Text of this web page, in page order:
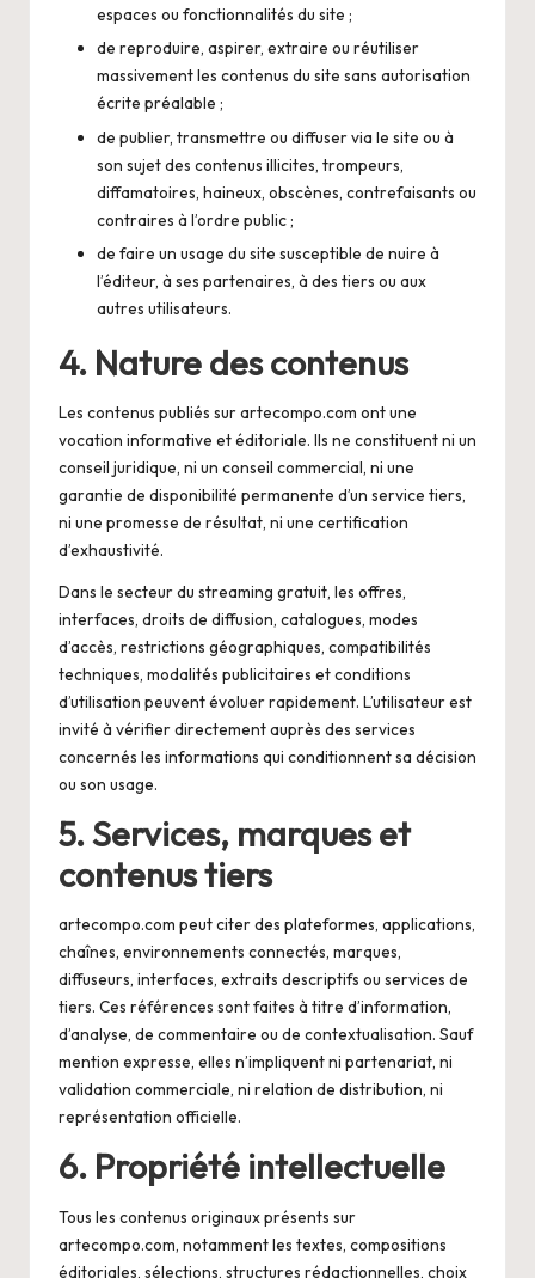
espaces ou fonctionnalités du site ;
de reproduire, aspirer, extraire ou réutiliser
massivement les contenus du site sans autorisation
écrite préalable ;
de publier, transmettre ou diffuser via le site ou à
son sujet des contenus illicites, trompeurs,
diffamatoires, haineux, obscènes, contrefaisants ou
contraires à l’ordre public ;
de faire un usage du site susceptible de nuire à
l’éditeur, à ses partenaires, à des tiers ou aux
autres utilisateurs.
4. Nature des contenus
Les contenus publiés sur artecompo.com ont une
vocation informative et éditoriale. Ils ne constituent ni un
conseil juridique, ni un conseil commercial, ni une
garantie de disponibilité permanente d’un service tiers,
ni une promesse de résultat, ni une certification
d’exhaustivité.
Dans le secteur du streaming gratuit, les offres,
interfaces, droits de diffusion, catalogues, modes
d’accès, restrictions géographiques, compatibilités
techniques, modalités publicitaires et conditions
d’utilisation peuvent évoluer rapidement. L’utilisateur est
invité à vérifier directement auprès des services
concernés les informations qui conditionnent sa décision
ou son usage.
5. Services, marques et
contenus tiers
artecompo.com peut citer des plateformes, applications,
chaînes, environnements connectés, marques,
diffuseurs, interfaces, extraits descriptifs ou services de
tiers. Ces références sont faites à titre d’information,
d’analyse, de commentaire ou de contextualisation. Sauf
mention expresse, elles n’impliquent ni partenariat, ni
validation commerciale, ni relation de distribution, ni
représentation officielle.
6. Propriété intellectuelle
Tous les contenus originaux présents sur
artecompo.com, notamment les textes, compositions
éditoriales, sélections, structures rédactionnelles, choix